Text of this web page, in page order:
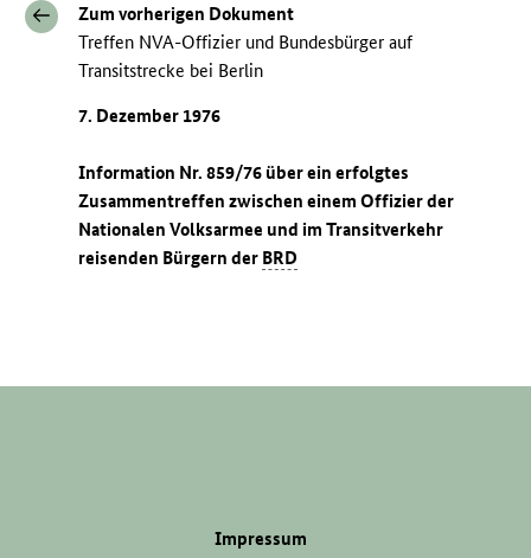
Zum vorherigen Dokument
Treffen NVA-Offizier und Bundesbürger auf
Transitstrecke bei Berlin
7. Dezember 1976
Information Nr. 859/76 über ein erfolgtes
Zusammentreffen zwischen einem Offizier der
Nationalen Volksarmee und im Transitverkehr
reisenden Bürgern der BRD
Impressum